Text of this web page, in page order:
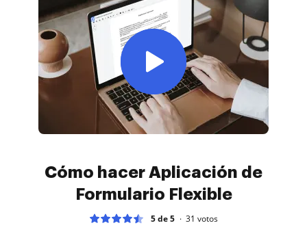
Cómo hacer Aplicación de
Formulario Flexible
5 de 5 31 votos